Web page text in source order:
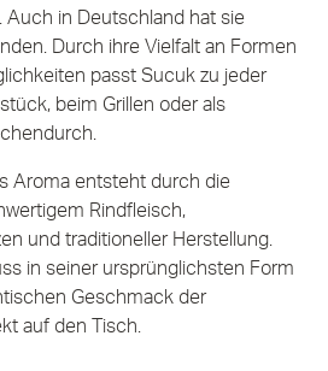
Auch in Deutschland hat sie
Durch ihre Vielfalt an Formen
passt Sucuk zu jeder
beim Grillen oder als
Aroma entsteht durch die
Rindfleisch,
und traditioneller Herstellung.
in seiner ursprünglichsten Form
Geschmack der
auf den Tisch.